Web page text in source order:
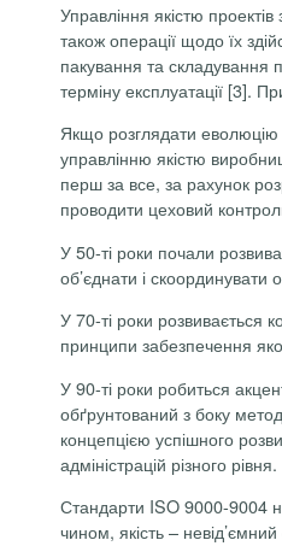
Управління якістю
також операції щодо їх
пакування та складування
терміну експлуатації [3].
Якщо розглядати еволюцію
управлінню якістю
перш за все, за рахунок
проводити цеховий
У 50-ті роки почали
об’єднати і скоординувати
У 70-ті роки розвивається
принципи забезпечення
У 90-ті роки робиться
обґрунтований з боку
концепцією успішного
адміністрацій різного рівня.
Стандарти ISO 9000-9004
чином, якість –